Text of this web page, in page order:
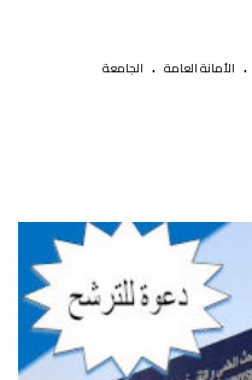
. اﻷمانة العامة . الجامعة